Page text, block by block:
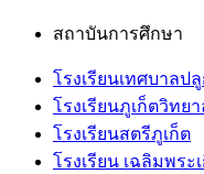
สถาบันการศึกษา
โรงเรียนเทศบาล
โรงเรียนภูเก็ตวิทยา
โรงเรียนสตรีภูเก็ต
โรงเรียน เฉลิมพร